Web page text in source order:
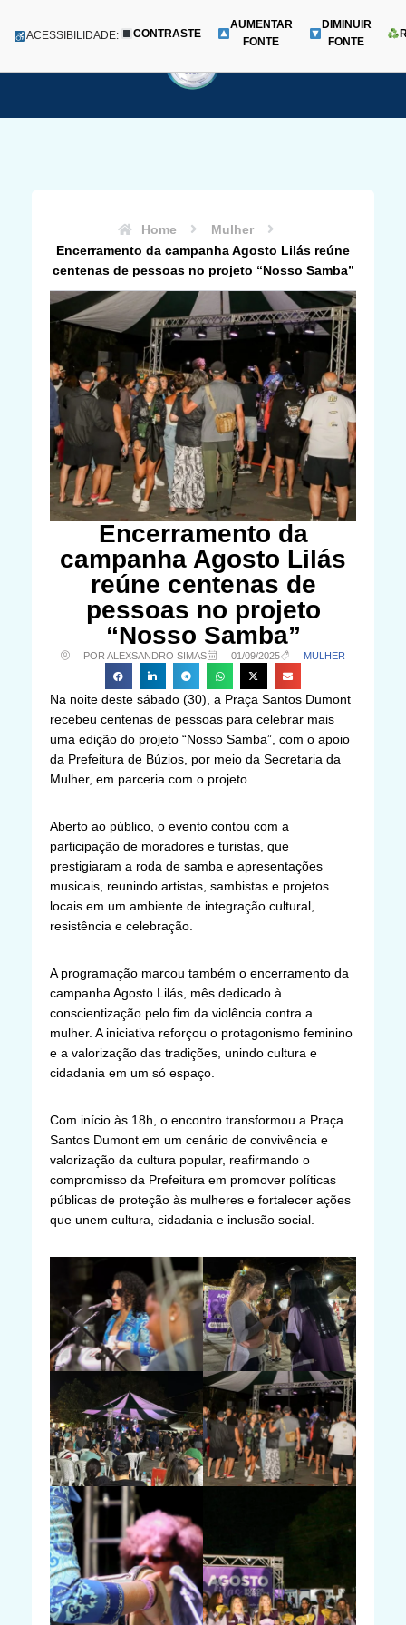
para
Menu
ACESSIBILIDADE: CONTRASTE
AUMENTAR
FONTE
DIMINUIR
FONTE
Home
Mulher
Encerramento da campanha Agosto Lilás reúne
centenas de pessoas no projeto “Nosso Samba”
Encerramento da
campanha Agosto Lilás
reúne centenas de
pessoas no projeto
“Nosso Samba”
POR ALEXSANDRO SIMAS 01/09/2025 MULHER
Na noite deste sábado (30), a Praça Santos Dumont
recebeu centenas de pessoas para celebrar mais
uma edição do projeto “Nosso Samba”, com o apoio
da Prefeitura de Búzios, por meio da Secretaria da
Mulher, em parceria com o projeto.
Aberto ao público, o evento contou com a
participação de moradores e turistas, que
prestigiaram a roda de samba e apresentações
musicais, reunindo artistas, sambistas e projetos
locais em um ambiente de integração cultural,
resistência e celebração.
A programação marcou também o encerramento da
campanha Agosto Lilás, mês dedicado à
conscientização pelo fim da violência contra a
mulher. A iniciativa reforçou o protagonismo feminino
e a valorização das tradições, unindo cultura e
cidadania em um só espaço.
Com início às 18h, o encontro transformou a Praça
Santos Dumont em um cenário de convivência e
valorização da cultura popular, reafirmando o
compromisso da Prefeitura em promover políticas
públicas de proteção às mulheres e fortalecer ações
que unem cultura, cidadania e inclusão social.